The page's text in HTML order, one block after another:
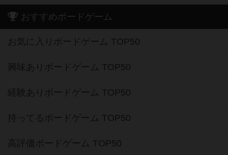
おすすめボードゲーム
お気に入りボードゲーム TOP50
興味ありボードゲーム TOP50
経験ありボードゲーム TOP50
持ってるボードゲーム TOP50
高評価ボードゲーム TOP50